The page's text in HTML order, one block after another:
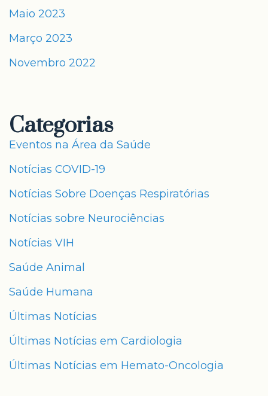
Maio 2023
Março 2023
Novembro 2022
Categorias
Eventos na Área da Saúde
Notícias COVID-19
Notícias Sobre Doenças Respiratórias
Notícias sobre Neurociências
Notícias VIH
Saúde Animal
Saúde Humana
Últimas Notícias
Últimas Notícias em Cardiologia
Últimas Notícias em Hemato-Oncologia